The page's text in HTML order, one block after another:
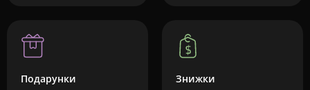
Подарунки Знижки